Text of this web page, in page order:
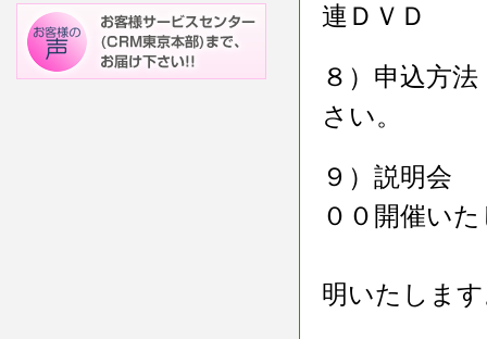
連ＤＶＤ
８）申込方
さい。
９）説明会
００開催い
明いたしま